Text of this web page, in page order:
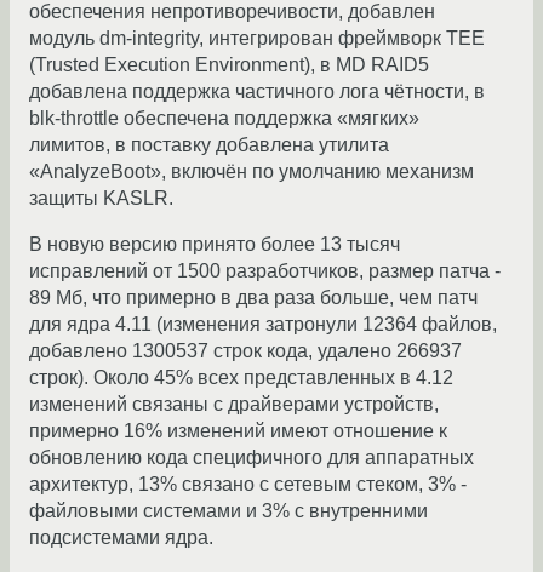
обеспечения непротиворечивости, добавлен
модуль dm-integrity, интегрирован фреймворк TEE
(Trusted Execution Environment), в MD RAID5
добавлена поддержка частичного лога чётности, в
blk-throttle обеспечена поддержка «мягких»
лимитов, в поставку добавлена утилита
«AnalyzeBoot», включён по умолчанию механизм
защиты KASLR.
В новую версию принято более 13 тысяч
исправлений от 1500 разработчиков, размер патча -
89 Мб, что примерно в два раза больше, чем патч
для ядра 4.11 (изменения затронули 12364 файлов,
добавлено 1300537 строк кода, удалено 266937
строк). Около 45% всех представленных в 4.12
изменений связаны с драйверами устройств,
примерно 16% изменений имеют отношение к
обновлению кода специфичного для аппаратных
архитектур, 13% связано с сетевым стеком, 3% -
файловыми системами и 3% c внутренними
подсистемами ядра.